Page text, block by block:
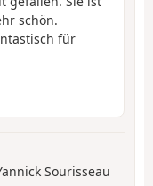
schön.
für
Sourisseau